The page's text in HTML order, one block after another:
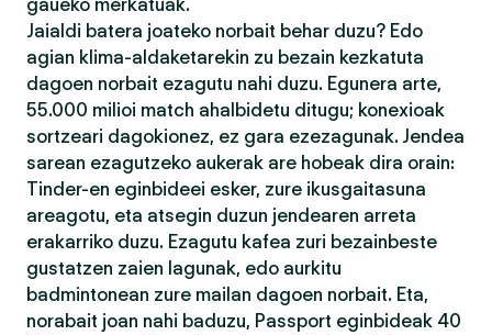
gaueko merkatuak.
Jaialdi batera joateko norbait behar duzu? Edo
agian klima-aldaketarekin zu bezain kezkatuta
dagoen norbait ezagutu nahi duzu. Egunera arte,
55.000 milioi match ahalbidetu ditugu; konexioak
sortzeari dagokionez, ez gara ezezagunak. Jendea
sarean ezagutzeko aukerak are hobeak dira orain:
Tinder-en eginbideei esker, zure ikusgaitasuna
areagotu, eta atsegin duzun jendearen arreta
erakarriko duzu. Ezagutu kafea zuri bezainbeste
gustatzen zaien lagunak, edo aurkitu
badmintonean zure mailan dagoen norbait. Eta,
norabait joan nahi baduzu, Passport eginbideak 40